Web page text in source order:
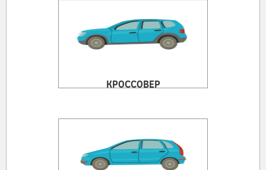
КРОССОВЕР